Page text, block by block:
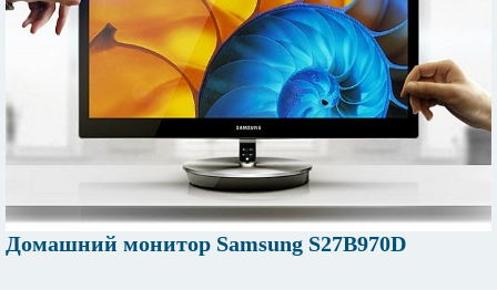
Домашний монитор Samsung S27B970D